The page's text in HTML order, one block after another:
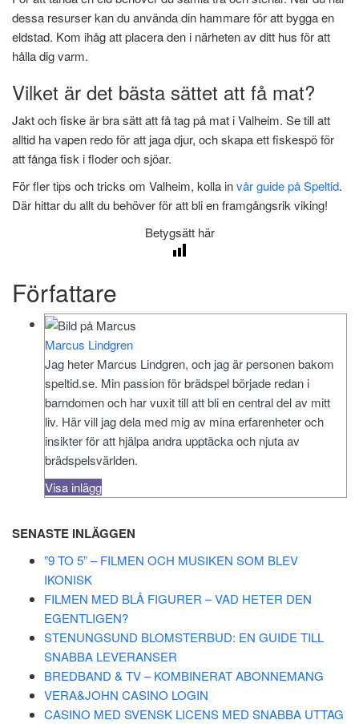
dessa resurser kan du använda din hammare för att bygga en
eldstad. Kom ihåg att placera den i närheten av ditt hus för att
hålla dig varm.
Vilket är det bästa sättet att få mat?
Jakt och fiske är bra sätt att få tag på mat i Valheim. Se till att
alltid ha vapen redo för att jaga djur, och skapa ett fiskespö för
att fånga fisk i floder och sjöar.
För fler tips och tricks om Valheim, kolla invår guide på Speltid.
Där hittar du allt du behöver för att bli en framgångsrik viking!
Betygsätt här
Författare
Marcus Lindgren
Jag heter Marcus Lindgren, och jag är personen bakom
speltid.se. Min passion för brädspel började redan i
barndomen och har vuxit till att bli en central del av mitt
liv. Här vill jag dela med mig av mina erfarenheter och
insikter för att hjälpa andra upptäcka och njuta av
brädspelsvärlden.
Visa inlägg
SENASTE INLÄGGEN
”9 TO 5” – FILMEN OCH MUSIKEN SOM BLEV
IKONISK
FILMEN MED BLÅ FIGURER – VAD HETER DEN
EGENTLIGEN?
STENUNGSUND BLOMSTERBUD: EN GUIDE TILL
SNABBA LEVERANSER
BREDBAND & TV – KOMBINERAT ABONNEMANG
VERA&JOHN CASINO LOGIN
CASINO MED SVENSK LICENS MED SNABBA UTTAG